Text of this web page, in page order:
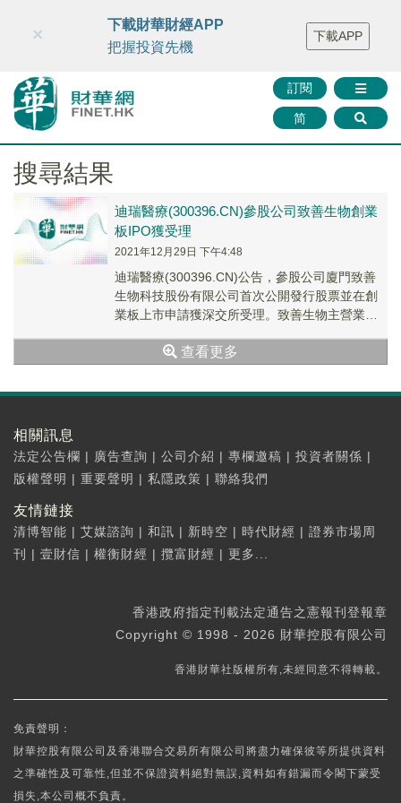
財華智庫網 FINTV FINMETA 財華證券 媒體矩陣
智庫沙龍
聯絡我們
訂閱
简
×
下載財華財經APP
把握投資先機
下載APP
搜尋結果
迪瑞醫療(300396.CN)參股公司致善生物創業
板IPO獲受理
2021年12月29日 下午4:48
迪瑞醫療(300396.CN)公告，參股公司廈門致善
生物科技股份有限公司首次公開發行股票並在創
業板上市申請獲深交所受理。致善生物主營業務
查看更多
相關訊息
法定公告欄 | 廣告查詢 | 公司介紹 | 專欄邀稿 | 投資者關係 |
版權聲明 | 重要聲明 | 私隱政策 | 聯絡我們
友情鏈接
清博智能 | 艾媒諮詢 | 和訊 | 新時空 | 時代財經 | 證券市場周
刊
| 壹財信 | 權衡財經 | 攬富財經 | 更多...
香港政府指定刊載法定通告之憲報刊登報章
Copyright © 1998 - 2026 財華控股有限公司
香港財華社版權所有,未經同意不得轉載。
免責聲明：
財華控股有限公司及香港聯合交易所有限公司將盡力確保彼等所提供資料
之準確性及可靠性,但並不保證資料絕對無誤,資料如有錯漏而令閣下蒙受
損失,本公司概不負責。